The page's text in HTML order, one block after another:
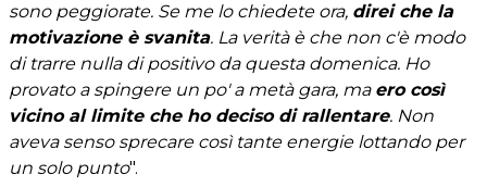
sono peggiorate. Se me lo chiedete ora, direi che la
motivazione è svanita. La verità è che non c'è modo
di trarre nulla di positivo da questa domenica. Ho
provato a spingere un po' a metà gara, ma ero così
vicino al limite che ho deciso di rallentare. Non
aveva senso sprecare così tante energie lottando per
un solo punto".